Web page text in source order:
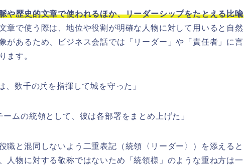
や歴史的文章で使われるほか、リーダーシップをたとえる比喩
章で使う際は、地位や役割が明確な人物に対して用いると自然
があるため、ビジネス会話では「リーダー」や「責任者」に言
ます。
、数千の兵を指揮して城を守った」
ームの統領として、彼は各部署をまとめ上げた」
職と混同しないよう二重表記（統領〈リーダー〉）を添えると
人物に対する敬称ではないため「統領様」のような重ね方は一